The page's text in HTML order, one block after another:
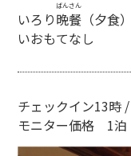
いろり晩餐
ばんさん
（夕食
いおもてなし
チェックイン13時
モニター価格 1泊